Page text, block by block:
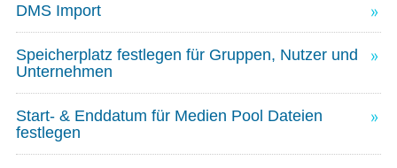
DMS Import
Speicherplatz festlegen für Gruppen, Nutzer und
Unternehmen
Start- & Enddatum für Medien Pool Dateien
festlegen